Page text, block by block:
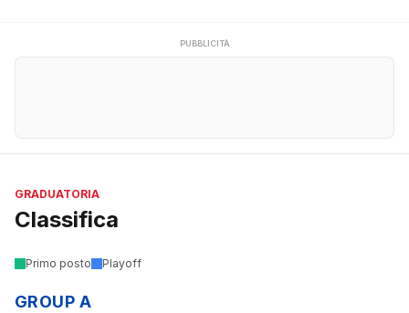
PUBBLICITÀ
GRADUATORIA
Classifica
Primo posto Playoff
GROUP A